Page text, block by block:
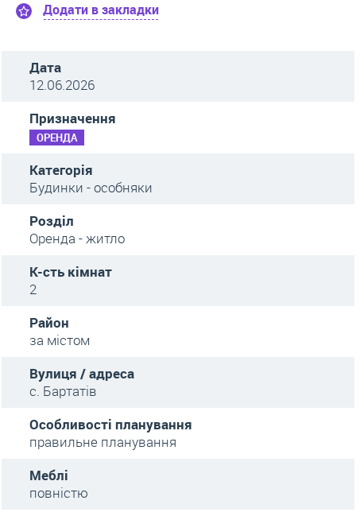
Додати в закладки
Дата
12.06.2026
Призначення
ОРЕНДА
Категорія
Будинки - особняки
Розділ
Оренда - житло
К-сть кімнат
2
Район
за містом
Вулиця / адреса
с. Бартатів
Особливості планування
правильне планування
Меблі
повністю